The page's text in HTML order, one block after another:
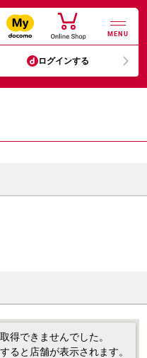
MENU
ログインする
得できませんでした。
ると店舗が表示されます。